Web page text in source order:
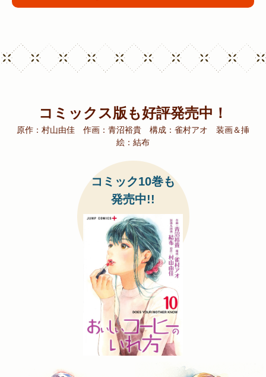
コミックス版も好評発売中！
原作：村山由佳 作画：青沼裕貴 構成：雀村アオ 装画＆挿
絵：結布
コミック10巻も
発売中!!